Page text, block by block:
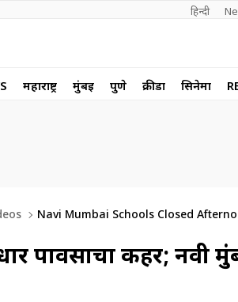
हिन्दी
महाराष्ट्र मुंबई पुणे क्रीडा सिनेमा
Navi Mumbai Schools Closed
पावसाचा कहर; नवी